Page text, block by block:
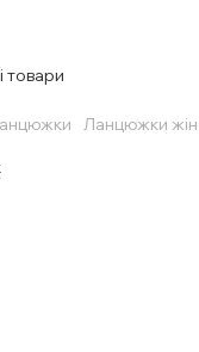
товари
Ланцюжки